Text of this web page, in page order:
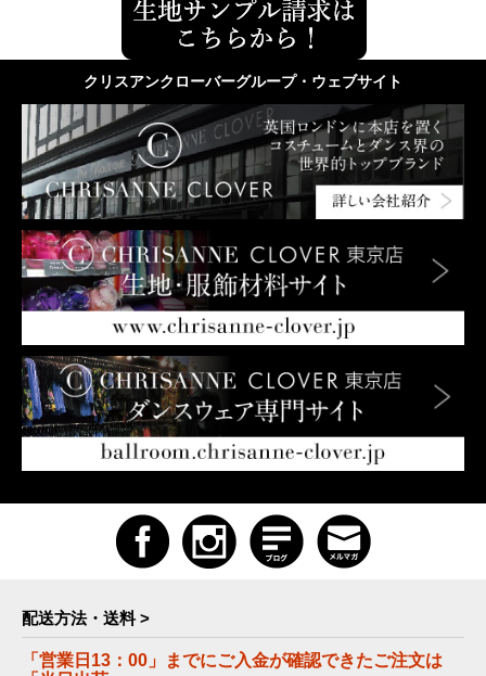
クリスアンクローバーグループ・ウェブサイト
配送方法・送料 >
「営業日13：00」までにご入金が確認できたご注文は